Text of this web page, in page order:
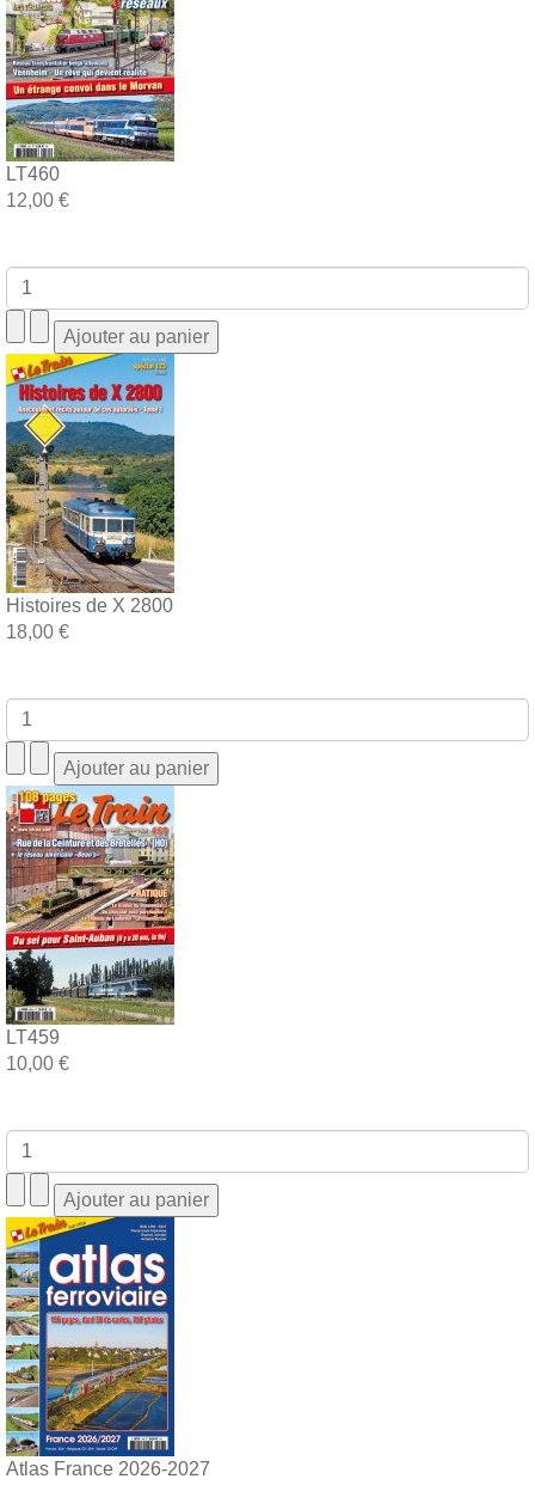
LT460
12,00 €
Histoires de X 2800
18,00 €
LT459
10,00 €
Atlas France 2026-2027